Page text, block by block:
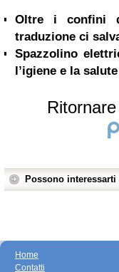
Oltre i confini
traduzione ci
Spazzolino
l’igiene e la
Possono
Home
Contatti